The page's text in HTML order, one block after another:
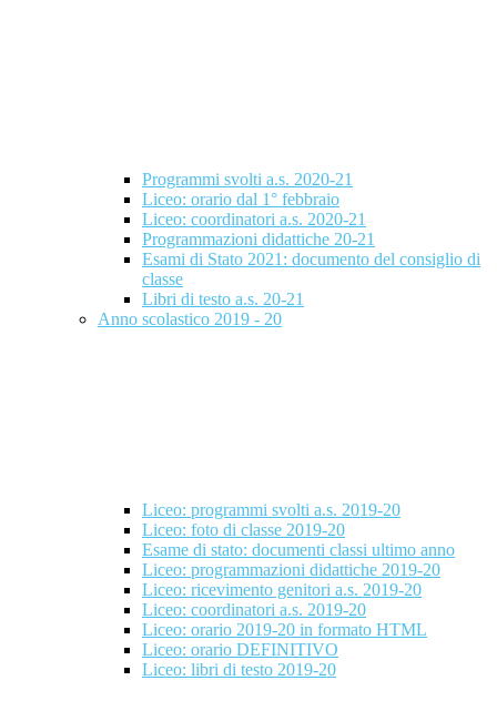
Programmi svolti a.s. 2020-21
Liceo: orario dal 1° febbraio
Liceo: coordinatori a.s. 2020-21
Programmazioni didattiche 20-21
Esami di Stato 2021: documento del consiglio di
classe
Libri di testo a.s. 20-21
Anno scolastico 2019 - 20
Liceo: programmi svolti a.s. 2019-20
Liceo: foto di classe 2019-20
Esame di stato: documenti classi ultimo anno
Liceo: programmazioni didattiche 2019-20
Liceo: ricevimento genitori a.s. 2019-20
Liceo: coordinatori a.s. 2019-20
Liceo: orario 2019-20 in formato HTML
Liceo: orario DEFINITIVO
Liceo: libri di testo 2019-20